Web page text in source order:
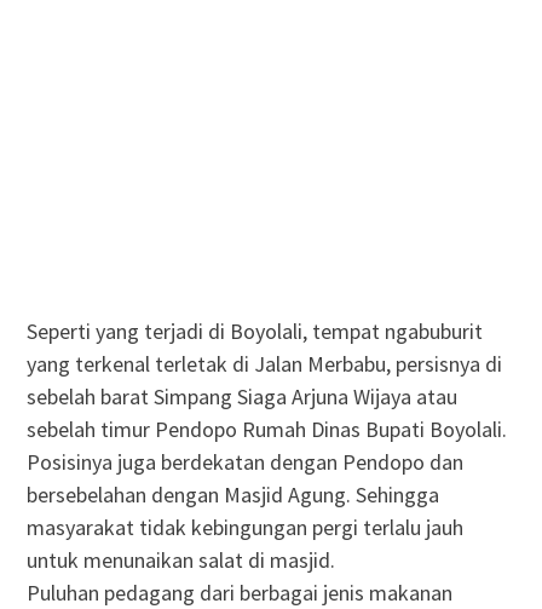
Seperti yang terjadi di Boyolali, tempat ngabuburit
yang terkenal terletak di Jalan Merbabu, persisnya di
sebelah barat Simpang Siaga Arjuna Wijaya atau
sebelah timur Pendopo Rumah Dinas Bupati Boyolali.
Posisinya juga berdekatan dengan Pendopo dan
bersebelahan dengan Masjid Agung. Sehingga
masyarakat tidak kebingungan pergi terlalu jauh
untuk menunaikan salat di masjid.
Puluhan pedagang dari berbagai jenis makanan